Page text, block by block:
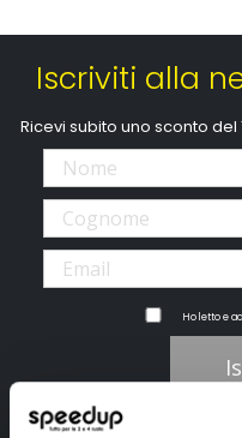
Iscriviti alla
Ricevi subito uno sconto
Ho letto e